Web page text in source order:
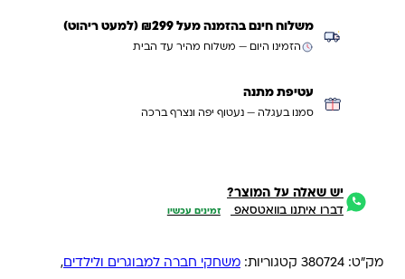
משלוח חינם בהזמנה מעל ₪299 (למעט ריהוט)
הזמינו היום — משלוח מהיר עד הבית
עטיפת מתנה
סמנו בעגלה — נעטוף יפה ונצרף ברכה
יש שאלה על המוצר?
דברו איתנו בוואטסאפ זמינים עכשיו
מק"ט: 380724 קטגוריות: משחקי חברה למבוגרים ולילדים,